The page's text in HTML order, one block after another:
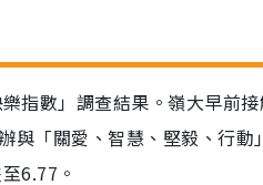
指數」調查結果。嶺大早前
「關愛、智慧、堅毅、行動
6.77。